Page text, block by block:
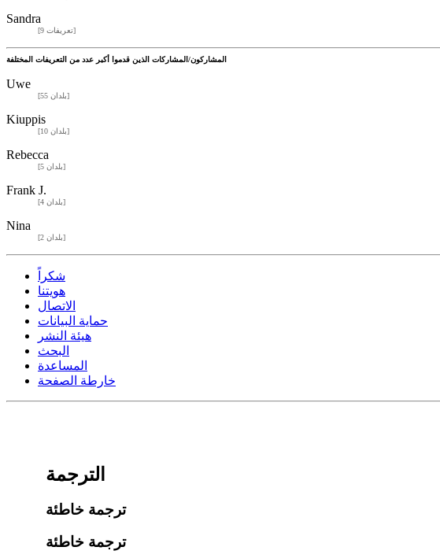
Sandra
[9 تعريفات]
المشاركون/المشاركات الذين قدموا أكبر عدد من التعريفات المختلفة
Uwe
[55 بلدان]
Kiuppis
[10 بلدان]
Rebecca
[5 بلدان]
Frank J.
[4 بلدان]
Nina
[2 بلدان]
شكراً
هويتنا
الاتصال
حماية البيانات
هيئة النشر
البحث
المساعدة
خارطة الصفحة
الترجمة
ترجمة خاطئة
ترجمة خاطئة